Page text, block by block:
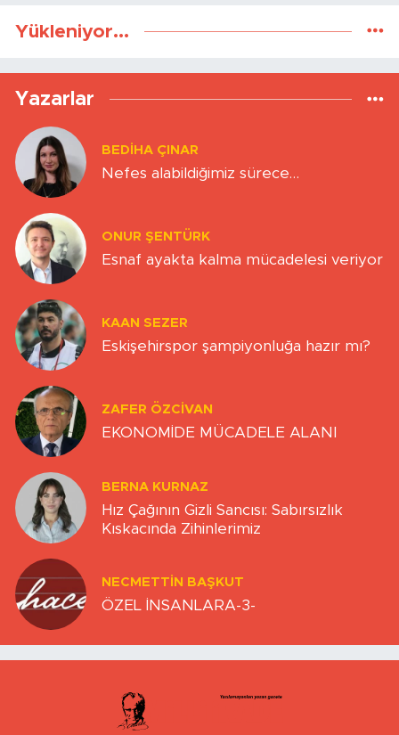
Yükleniyor...
Yazarlar
BEDIHA ÇINAR
Nefes alabildiğimiz sürece…
ONUR ŞENTÜRK
Esnaf ayakta kalma mücadelesi veriyor
KAAN SEZER
Eskişehirspor şampiyonluğa hazır mı?
ZAFER ÖZCIVAN
EKONOMİDE MÜCADELE ALANI
BERNA KURNAZ
Hız Çağının Gizli Sancısı: Sabırsızlık
Kıskacında Zihinlerimiz
NECMETTIN BAŞKUT
ÖZEL İNSANLARA-3-